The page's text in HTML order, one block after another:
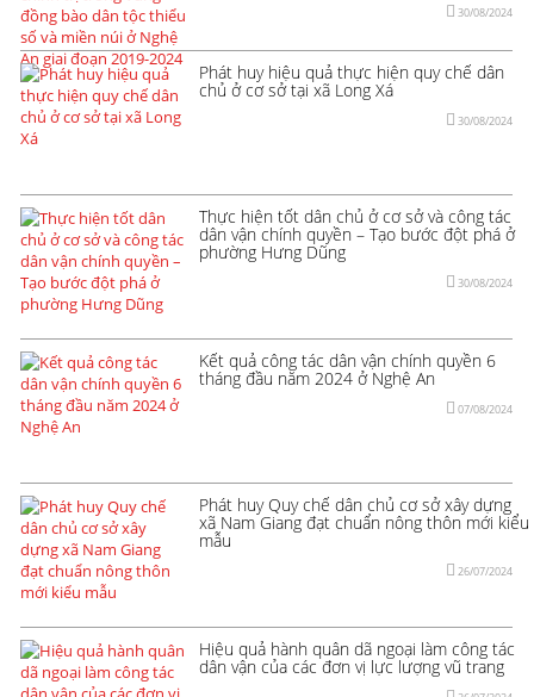
30/08/2024
Phát huy hiệu quả thực hiện quy chế dân
chủ ở cơ sở tại xã Long Xá
30/08/2024
Thực hiện tốt dân chủ ở cơ sở và công tác
dân vận chính quyền – Tạo bước đột phá ở
phường Hưng Dũng
30/08/2024
Kết quả công tác dân vận chính quyền 6
tháng đầu năm 2024 ở Nghệ An
07/08/2024
Phát huy Quy chế dân chủ cơ sở xây dựng
xã Nam Giang đạt chuẩn nông thôn mới kiểu
mẫu
26/07/2024
Hiệu quả hành quân dã ngoại làm công tác
dân vận của các đơn vị lực lượng vũ trang